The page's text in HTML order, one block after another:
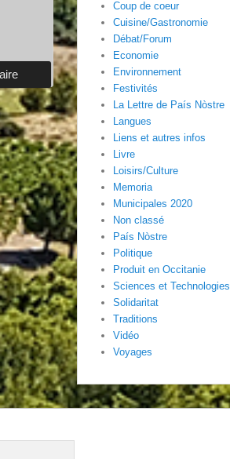
Coup de coeur
Cuisine/Gastronomie
Débat/Forum
Economie
Environnement
Festivités
La Lettre de País Nòstre
Langues
Liens et autres infos
Livre
Loisirs/Culture
Memoria
Municipales 2020
Non classé
País Nòstre
Politique
Produit en Occitanie
Sciences et Technologies
Solidaritat
Traditions
Vidéo
Voyages